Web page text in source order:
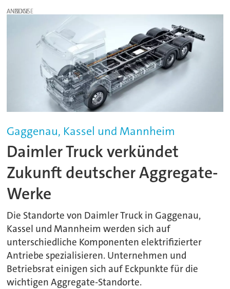
ANZEIGE
Gaggenau, Kassel und Mannheim
Daimler Truck verkündet
Zukunft deutscher Aggregate-
Werke
Die Standorte von Daimler Truck in Gaggenau,
Kassel und Mannheim werden sich auf
unterschiedliche Komponenten elektrifizierter
Antriebe spezialisieren. Unternehmen und
Betriebsrat einigen sich auf Eckpunkte für die
wichtigen Aggregate-Standorte.